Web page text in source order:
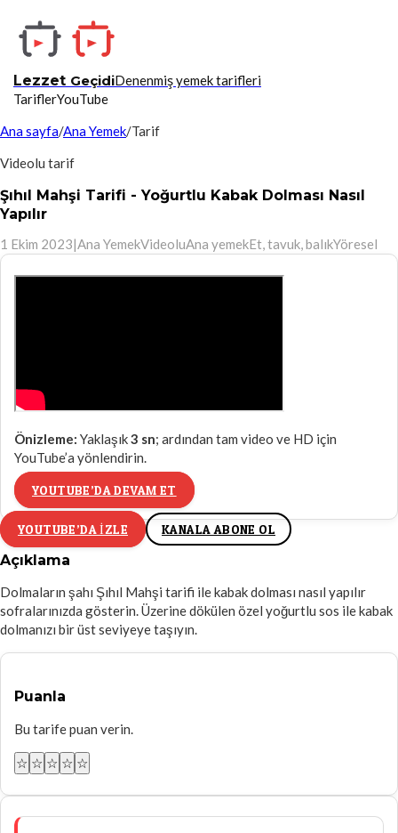
Lezzet GeçidiDenenmiş yemek tarifleri
TariflerYouTube
Ana sayfa/Ana Yemek/Tarif
Videolu tarif
Şıhıl Mahşi Tarifi - Yoğurtlu Kabak Dolması Nasıl
Yapılır
1 Ekim 2023|Ana YemekVideoluAna yemekEt, tavuk, balıkYöresel
Önizleme: Yaklaşık3 sn; ardından tam video ve HD için
YouTube’a yönlendirin.
YOUTUBE’DA DEVAM ET
YOUTUBE’DA IZLE KANALA ABONE OL
Açıklama
Dolmaların şahı Şıhıl Mahşi tarifi ile kabak dolması nasıl yapılır
sofralarınızda gösterin. Üzerine dökülen özel yoğurtlu sos ile kabak
dolmanızı bir üst seviyeye taşıyın.
Puanla
Bu tarife puan verin.
☆ ☆ ☆ ☆ ☆